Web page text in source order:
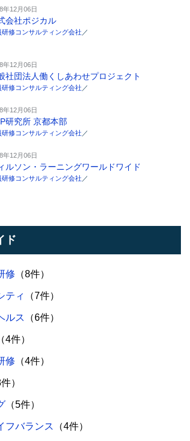
年12月06日
会社ポジカル
研修コンサルティング会社 ／
年12月06日
社団法人働くしあわせプロジェクト
研修コンサルティング会社 ／
年12月06日
研究所 京都本部
研修コンサルティング会社 ／
年12月06日
ルソン・ラーニングワールドワイド
研修コンサルティング会社 ／
ド
修 （8件）
ティ （7件）
ルス （6件）
（4件）
修 （4件）
件）
（5件）
フバランス （4件）